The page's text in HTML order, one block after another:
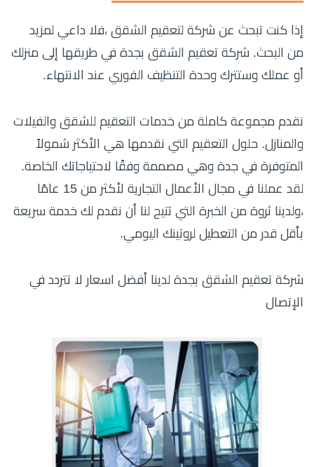
إذا كنت تبحث عن شركة لتعقيم الشقق ،فلا داعي لمزيد
من البحث. شركة تعقيم الشقق بجدة في طريقها إلى منزلك
أو عملك وستترك وحدة التنظيف الفوري عند الانتهاء.
نقدم مجموعة كاملة من خدمات التعقيم للشقق والفيلات
والمنازل. حلول التعقيم التي نقدمها هي الأكثر شمولاً
المتوفرة في جدة وهي مصممة وفقًا لاحتياجاتك الخاصة.
لقد عملنا في مجال الأعمال التجارية لأكثر من 15 عامًا
،ولدينا ثروة من الخبرة التي تتيح لنا أن نقدم لك خدمة سريعة
بأقل قدر من التعطيل لروتينك اليومي.
شركة تعقيم الشقق بجدة لدينا أفضل اسعار لا تتردد في
الإتصال